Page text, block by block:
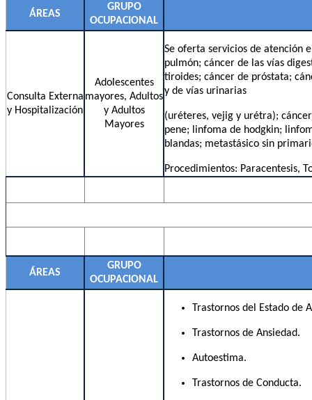
ÁREAS
GRUPO
OCUPACIONAL
Consulta Externa
y Hospitalización
Adolescentes
mayores, Adultos
y Adultos
Mayores
Se oferta servicios de atención
pulmón; cáncer de las vías
tiroides; cáncer de próstata;
y de vías urinarias
(uréteres, vejig y urétra);
pene; linfoma de hodgkin;
blandas; metastásico sin
Procedimientos: Paracentesis,
ÁREAS
GRUPO
OCUPACIONAL
Trastornos del Estado de
Trastornos de Ansiedad.
Autoestima.
Trastornos de Conducta.